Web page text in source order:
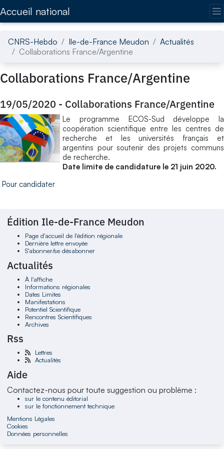
Accueil national
CNRS-Hebdo Ile-de-France Meudon
Actualités
Collaborations France/Argentine
Collaborations France/Argentine
19/05/2020 - Collaborations France/Argentine
Le programme ECOS-Sud développe la
coopération scientifique entre les centres de
recherche et les universités français et
argentins pour soutenir des projets communs
de recherche.
Date limite de candidature le 21 juin 2020.
Pour candidater
Édition Ile-de-France Meudon
Page d'accueil de l'édition régionale
Dernière lettre envoyée
S'abonner/se désabonner
Actualités
À l'affiche
Informations régionales
Dates Limites
Manifestations
Potentiel Scientifique
Rencontres Scientifiques
Archives
Rss
Lettres
Actualités
Aide
Contactez-nous pour toute suggestion ou problème :
sur le contenu éditorial
sur le fonctionnement technique
Mentions Légales
Cookies
Données personnelles